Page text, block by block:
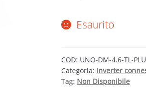
Esaurito
COD: UNO-DM-4.6-TL-
Categoria: Inverter
Tag: Non Disponibile